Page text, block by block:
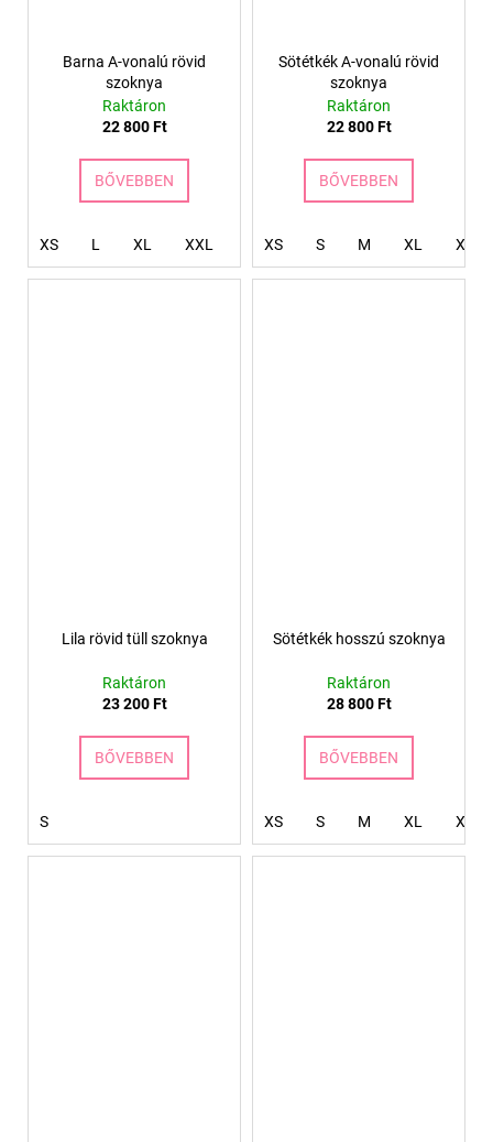
Barna A-vonalú rövid
szoknya
Raktáron
22 800 Ft
BŐVEBBEN
XS L XL XXL XXXL 4XL
Sötétkék A-vonalú rövid
szoknya
Raktáron
22 800 Ft
BŐVEBBEN
XS S M XL XXL
Lila rövid tüll szoknya
Raktáron
23 200 Ft
BŐVEBBEN
S
Sötétkék hosszú szoknya
Raktáron
28 800 Ft
BŐVEBBEN
XS S M XL XXL